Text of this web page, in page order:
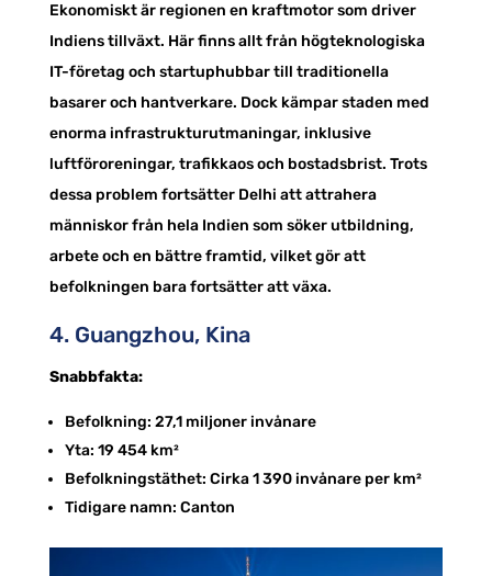
Ekonomiskt är regionen en kraftmotor som driver
Indiens tillväxt. Här finns allt från högteknologiska
IT-företag och startuphubbar till traditionella
basarer och hantverkare. Dock kämpar staden med
enorma infrastrukturutmaningar, inklusive
luftföroreningar, trafikkaos och bostadsbrist. Trots
dessa problem fortsätter Delhi att attrahera
människor från hela Indien som söker utbildning,
arbete och en bättre framtid, vilket gör att
befolkningen bara fortsätter att växa.
4. Guangzhou, Kina
Snabbfakta:
Befolkning: 27,1 miljoner invånare
Yta: 19 454 km²
Befolkningstäthet: Cirka 1 390 invånare per km²
Tidigare namn: Canton